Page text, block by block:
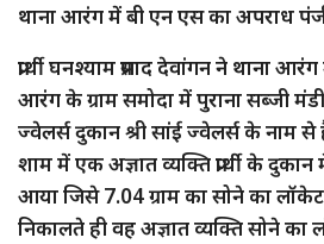
थाना आरंग में बी एन एस का अपराध
प्रार्थी घनश्याम प्रसाद देवांगन ने थाना
आरंग के ग्राम समोदा में पुराना सब्जी
ज्वेलर्स दुकान श्री सांई ज्वेलर्स के नाम
शाम में एक अज्ञात व्यक्ति प्रार्थी के
आया जिसे 7.04 ग्राम का सोने का
निकालते ही वह अज्ञात व्यक्ति सोने